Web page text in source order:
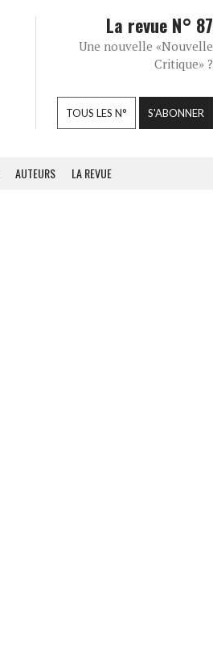
La revue N° 87
Une nouvelle «Nouvelle
Critique» ?
TOUS LES N° S'ABONNER
AUTEURS LA REVUE